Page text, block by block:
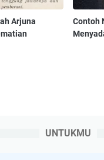
Arjuna
Contoh
UNTUKMU